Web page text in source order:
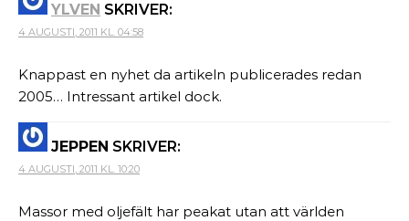
YLVEN SKRIVER:
4 AUGUSTI, 2011 KL. 04:58
Knappast en nyhet da artikeln publicerades redan
2005… Intressant artikel dock.
JEPPEN SKRIVER:
4 AUGUSTI, 2011 KL. 10:20
Massor med oljefält har peakat utan att världen